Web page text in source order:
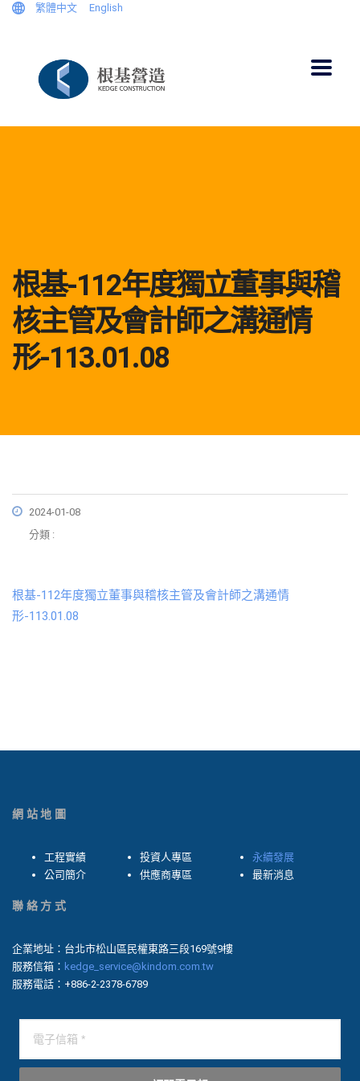
繁體中文 English
根基-112年度獨立董事與稽
核主管及會計師之溝通情
形-113.01.08
2024-01-08
分類 :
根基-112年度獨立董事與稽核主管及會計師之溝通情
形-113.01.08
網站地圖
工程實績
公司簡介
投資人專區
供應商專區
永續發展
最新消息
聯絡方式
企業地址：台北市松山區民權東路三段169號9樓
服務信箱： kedge_service@kindom.com.tw
服務電話：+886-2-2378-6789